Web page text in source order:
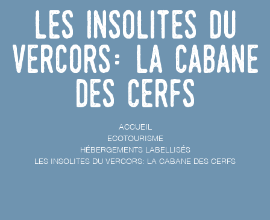
Les insolites du
Vercors: La cabane
des cerfs
ACCUEIL
ECOTOURISME
HÉBERGEMENTS LABELLISÉS
LES INSOLITES DU VERCORS: LA CABANE DES CERFS